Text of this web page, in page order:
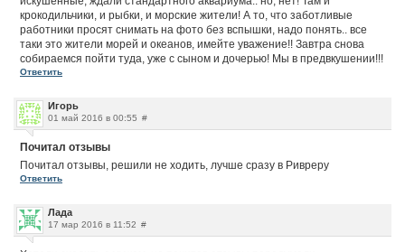
крокодильчики, и рыбки, и морские жители! А то, что заботливые
работники просят снимать на фото без вспышки, надо понять.. все
таки это жители морей и океанов, имейте уважение!! Завтра снова
собираемся пойти туда, уже с сыном и дочерью! Мы в предвкушении!!!
Ответить
Игорь
01 май 2016 в 00:55 #
Почитал отзывы
Почитал отзывы, решили не ходить, лучше сразу в Ривреру
Ответить
Лада
17 мар 2016 в 11:52 #